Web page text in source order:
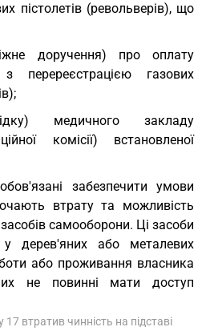
пістолетів (револьверів), що
доручення) про оплату
перереєстрацією газових
медичного закладу
комісії) встановленої
забезпечити умови
втрату та можливість
самооборони. Ці засоби
у дерев'яних або металевих
або проживання власника
не повинні мати доступ
втратив чинність на підставі